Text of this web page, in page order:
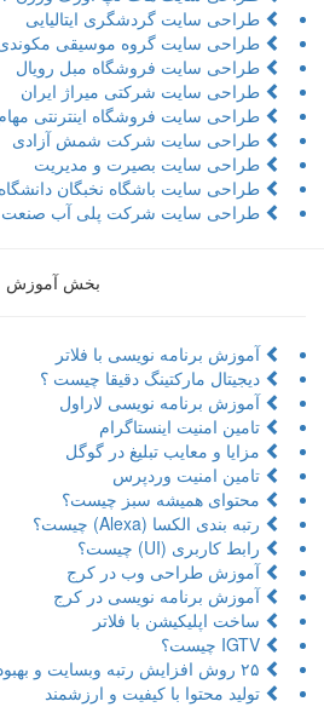
طراحی سایت گردشگری ایتالیایی
طراحی سایت گروه موسیقی مکوندی
طراحی سایت فروشگاه مبل رویال
طراحی سایت شرکتی میراژ ایران
طراحی سایت فروشگاه اینترنتی مهام
طراحی سایت شرکت شمش آزادی
طراحی سایت بصیرت و مدیریت
طراحی سایت باشگاه نخبگان دانشگاه
طراحی سایت شرکت پلی آب صنعت
بخش آموزش
آموزش برنامه نویسی با فلاتر
دیجیتال مارکتینگ دقیقا چیست ؟
آموزش برنامه نویسی لاراول
تامین امنیت اینستاگرام
مزایا و معایب تبلیغ در گوگل
تامین امنیت وردپرس
محتوای همیشه سبز چیست؟
رتبه بندی الکسا (Alexa) چیست؟
رابط کاربری (UI) چیست؟
آموزش طراحی وب در کرج
آموزش برنامه نویسی در کرج
ساخت اپلیکیشن با فلاتر
IGTV چیست؟
۲۵ روش افزایش رتبه وبسایت و بهبود SEO آن
تولید محتوا با کیفیت و ارزشمند